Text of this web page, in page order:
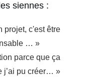
siennes :
projet, c'est être
… »
parce que ça
j’ai pu créer… »